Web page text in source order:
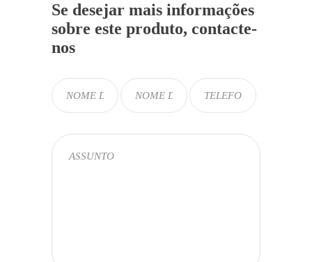
Se desejar mais informações
sobre este produto, contacte-
nos